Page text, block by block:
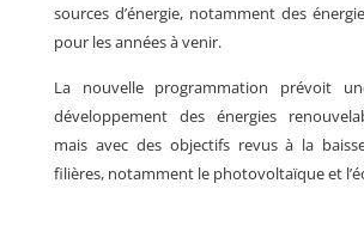
sources d’énergie, notamment des
pour les années à venir.
La nouvelle programmation prévoit
développement des énergies
mais avec des objectifs revus à la
filières, notamment le photovoltaïque et